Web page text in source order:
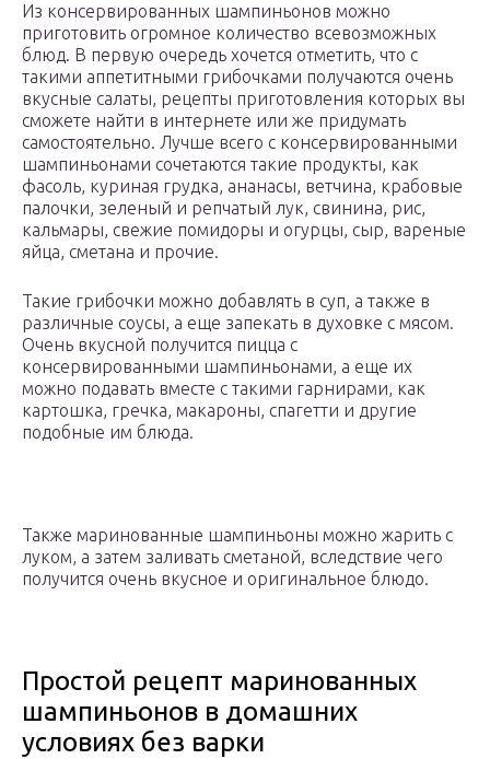
Из консервированных шампиньонов можно
приготовить огромное количество всевозможных
блюд. В первую очередь хочется отметить, что с
такими аппетитными грибочками получаются очень
вкусные салаты, рецепты приготовления которых вы
сможете найти в интернете или же придумать
самостоятельно. Лучше всего с консервированными
шампиньонами сочетаются такие продукты, как
фасоль, куриная грудка, ананасы, ветчина, крабовые
палочки, зеленый и репчатый лук, свинина, рис,
кальмары, свежие помидоры и огурцы, сыр, вареные
яйца, сметана и прочие.
Такие грибочки можно добавлять в суп, а также в
различные соусы, а еще запекать в духовке с мясом.
Очень вкусной получится пицца с
консервированными шампиньонами, а еще их
можно подавать вместе с такими гарнирами, как
картошка, гречка, макароны, спагетти и другие
подобные им блюда.
Также маринованные шампиньоны можно жарить с
луком, а затем заливать сметаной, вследствие чего
получится очень вкусное и оригинальное блюдо.
Простой рецепт маринованных
шампиньонов в домашних
условиях без варки